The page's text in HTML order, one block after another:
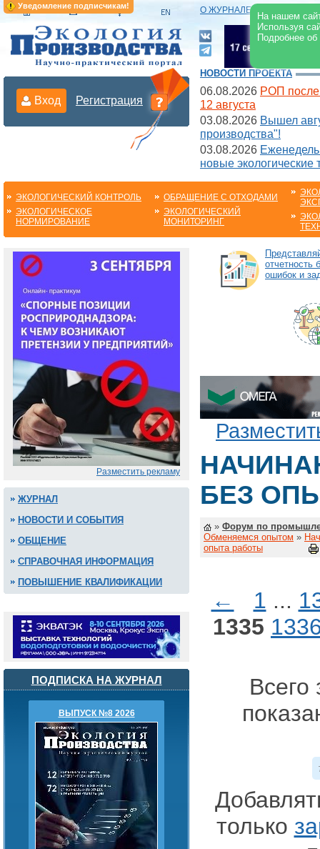
Уведомление подписчикам!
На нашем
Используя
Подробнее
О ЖУРНАЛЕ |
Вход Регистрация
НОВОСТИ ПРОЕКТА
06.08.2026 РОП после
12 августа
03.08.2026 Вышел
производства"!
03.08.2026
новые экологические
ЭКОЛОГИЧЕСКИЙ КОНТРОЛЬ
ЭКОЛОГИЧЕСКОЕ
НОРМИРОВАНИЕ
ОБРАЩЕНИЕ С ОТХОДАМИ
ЭКОЛОГИЧЕСКИЙ
МОНИТОРИНГ
Разместить рекламу
ЖУРНАЛ
НОВОСТИ И СОБЫТИЯ
ОБЩЕНИЕ
СПРАВОЧНАЯ ИНФОРМАЦИЯ
ПОВЫШЕНИЕ КВАЛИФИКАЦИИ
ПОДПИСКА НА ЖУРНАЛ
ВЫПУСК №8 2026
отчетность
ошибок и
БЕЗ
» Форум по
Обменяемся опытом »
опыта работы
← 1 ...
1335
Всего
только